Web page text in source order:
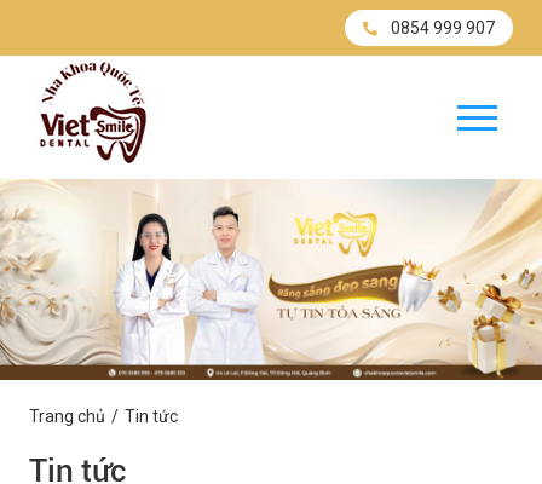
0854 999 907
Trang chủ Tin tức
Tin tức